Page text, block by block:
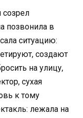
созрел
позвонила в
ситуацию:
создают
на улицу,
сухая
к тому
лежала на